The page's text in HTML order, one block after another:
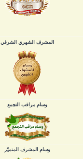
المشرف الشهري الشرفي
وسام مراقب التجمع
وسام المشرف المتميّز